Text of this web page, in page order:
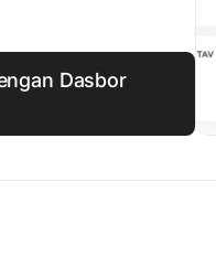
Dasbor